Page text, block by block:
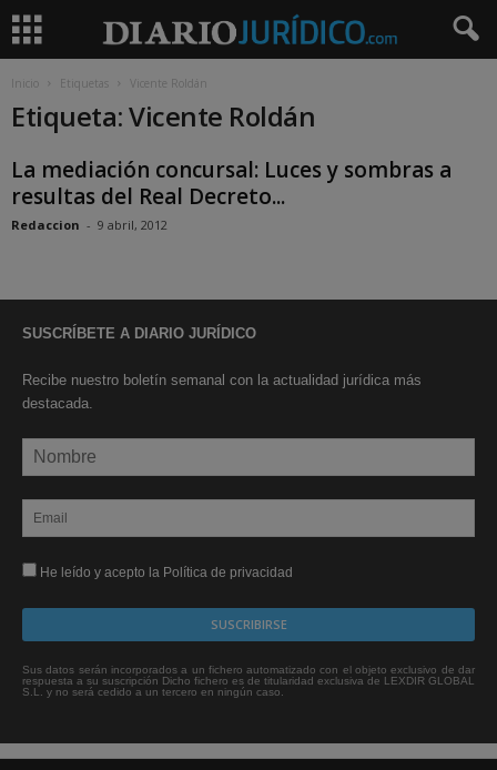
Inicio Etiquetas Vicente Roldán
Etiqueta: Vicente Roldán
La mediación concursal: Luces y sombras a
resultas del Real Decreto...
Redaccion - 9 abril, 2012
SUSCRÍBETE A DIARIO JURÍDICO
Recibe nuestro boletín semanal con la actualidad jurídica más
destacada.
He leído y acepto la Política de privacidad
Sus datos serán incorporados a un fichero automatizado con el objeto exclusivo de dar
respuesta a su suscripción Dicho fichero es de titularidad exclusiva de LEXDIR GLOBAL
S.L. y no será cedido a un tercero en ningún caso.